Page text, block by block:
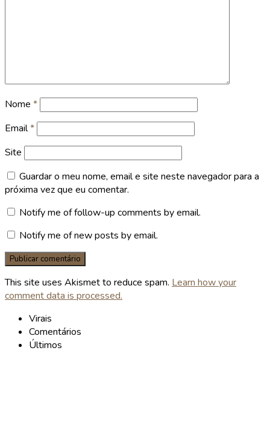
Nome *
Email*
Site
Guardar o meu nome, email e site neste navegador para a
próxima vez que eu comentar.
Notify me of follow-up comments by email.
Notify me of new posts by email.
This site uses Akismet to reduce spam. Learn how your
comment data is processed.
Virais
Comentários
Últimos